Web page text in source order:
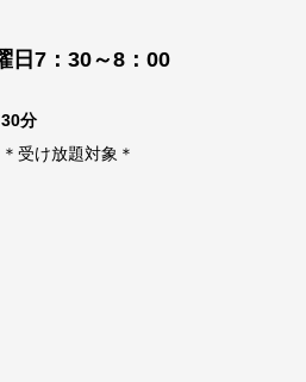
7：30～8：00
分
け放題対象＊